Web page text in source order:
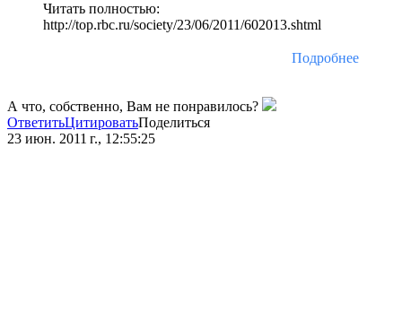
Читать полностью:
http://top.rbc.ru/society/23/06/2011/602013.shtml
Подробнее
А что, собственно, Вам не понравилось?
ОтветитьЦитироватьПоделиться
23 июн. 2011 г., 12:55:25